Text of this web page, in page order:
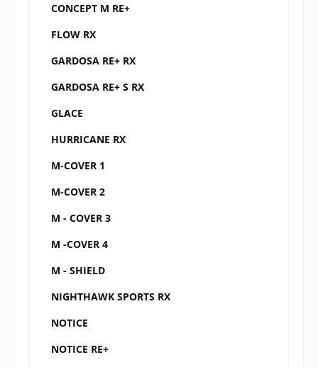
CONCEPT M RE+
FLOW RX
GARDOSA RE+ RX
GARDOSA RE+ S RX
GLACE
HURRICANE RX
M-COVER 1
M-COVER 2
M - COVER 3
M -COVER 4
M - SHIELD
NIGHTHAWK SPORTS RX
NOTICE
NOTICE RE+